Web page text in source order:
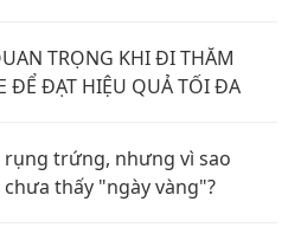
TRỌNG KHI ĐI THĂM
ĐỂ ĐẠT HIỆU QUẢ TỐI ĐA
rụng trứng, nhưng vì sao
thấy "ngày vàng"?